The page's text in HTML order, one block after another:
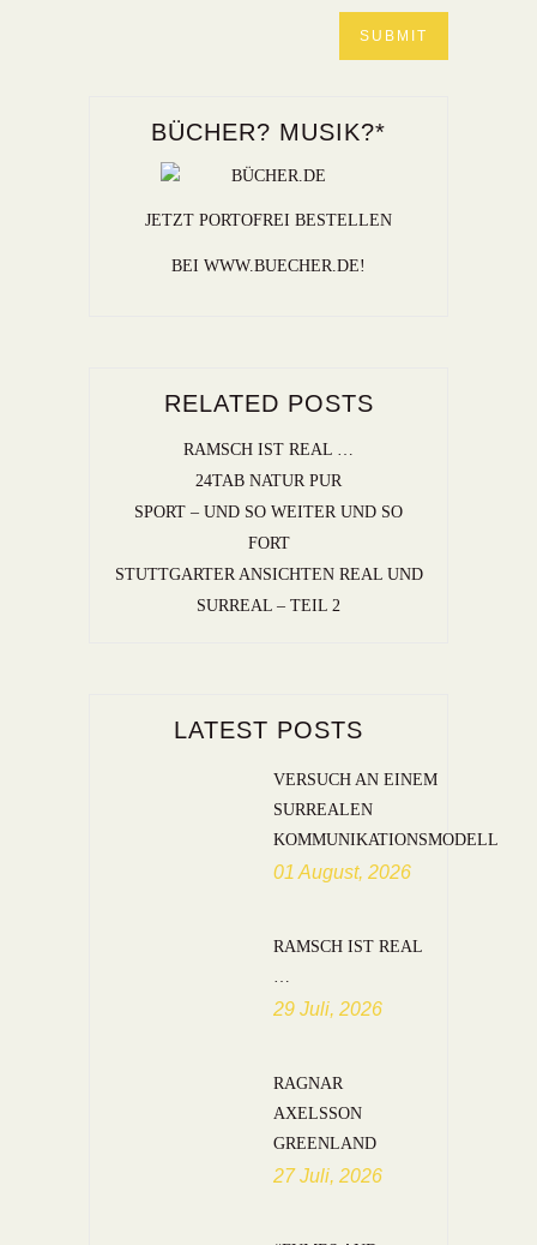
BÜCHER? MUSIK?*
JETZT PORTOFREI BESTELLEN
BEI WWW.BUECHER.DE!
RELATED POSTS
RAMSCH IST REAL …
24TAB NATUR PUR
SPORT – UND SO WEITER UND SO
FORT
STUTTGARTER ANSICHTEN REAL UND
SURREAL – TEIL 2
LATEST POSTS
VERSUCH AN EINEM
SURREALEN
KOMMUNIKATIONSMODELL
01 August, 2026
RAMSCH IST REAL
29 Juli, 2026
RAGNAR
AXELSSON
GREENLAND
27 Juli, 2026